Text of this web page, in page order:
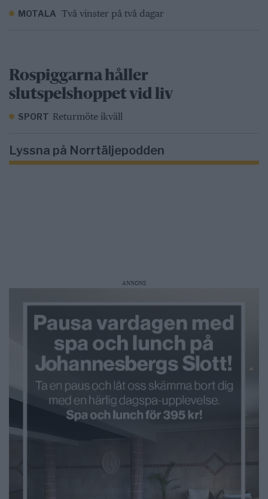
MOTALA Två vinster på två dagar
Rospiggarna håller
slutspelshoppet vid liv
SPORT Returmöte ikväll
Lyssna på Norrtäljepodden
ANNONS